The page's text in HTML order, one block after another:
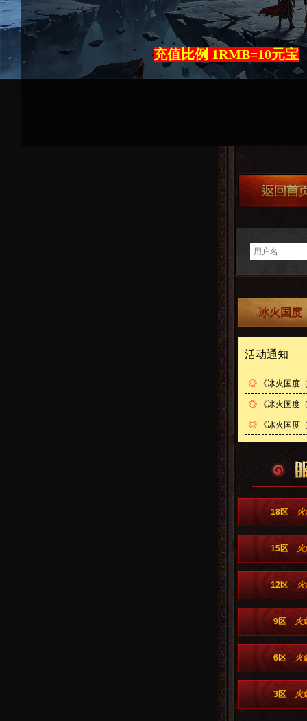
充值比例 1RMB=10元宝
冰火国度
活动通知
◎ 《冰火国度
◎ 《冰火国度
◎ 《冰火国度
18区
15区
12区
9区 火
6区 火
3区 火